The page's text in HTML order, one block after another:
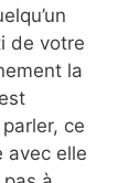
de votre
la
ce
avec elle